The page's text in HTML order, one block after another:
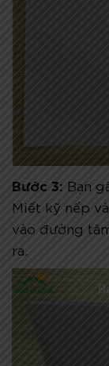
Bước 3: Bạn
Miết kỹ nếp
vào đường
ra.